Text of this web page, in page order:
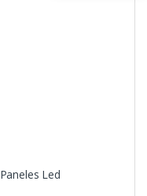
Paneles Led